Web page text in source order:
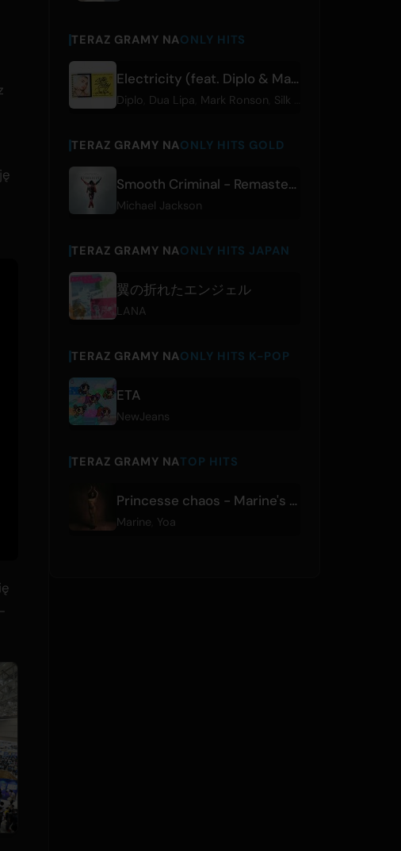
TERAZ GRAMY NAONLY HITS
Electricity (feat. Diplo & Mark Ronson)
Diplo Dua Lipa Mark Ronson Silk City
TERAZ GRAMY NAONLY HITS GOLD
Smooth Criminal - Remastered Radio Edit
Michael Jackson
TERAZ GRAMY NAONLY HITS JAPAN
翼の折れたエンジェル
LANA
TERAZ GRAMY NAONLY HITS K-POP
ETA
NewJeans
TERAZ GRAMY NATOP HITS
Princesse chaos - Marine's Version
Marine Yoa